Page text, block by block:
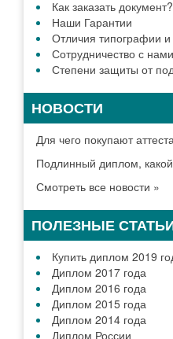
ДИПЛОМ В ГОРОДЕ
Москве
Санкт-Петербург
Новосибирске
Екатеринбурге
Нижний Новгород
Казани
Омске
Самаре
Ростове
Уфе
Красноярске
Перми
Воронеже
Волгограде